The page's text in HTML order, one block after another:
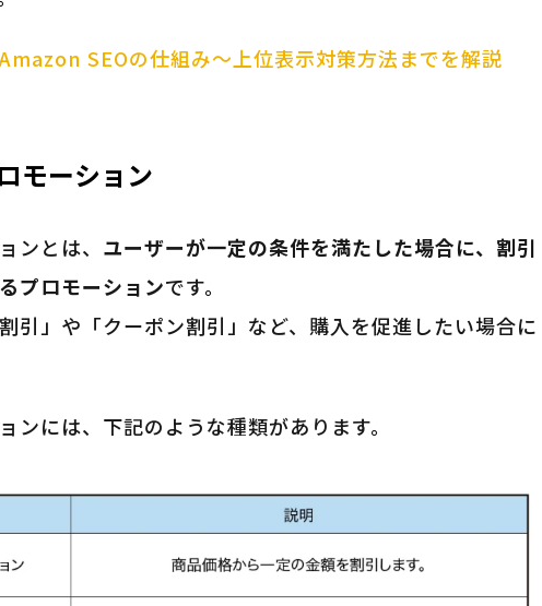
Amazon SEOの仕組み～上位表示対策方法までを解説
モーション
ンとは、 ユーザーが一定の条件を満たした場合に、割引
プロモーションです。
引」や「クーポン割引」など、購入を促進したい場合に
ンには、下記のような種類があります。